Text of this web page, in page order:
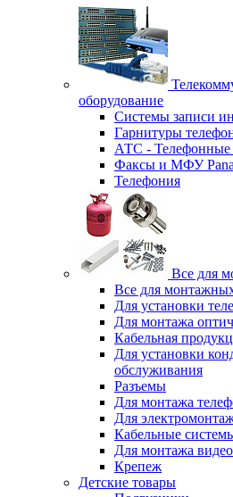
оборудование
Системы записи
Гарнитуры
АТС - Телефонные
Факсы и МФУ
Телефония
Все для
Все для
Для установки
Для монтажа
Кабельная
Для установки
обслуживания
Разъемы
Для монтажа
Для
Кабельные
Для монтажа
Крепеж
Детские товары